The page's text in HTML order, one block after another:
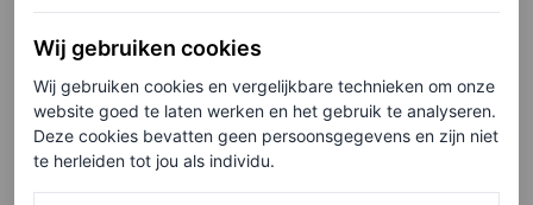
Wij gebruiken cookies
Wij gebruiken cookies en vergelijkbare technieken om onze
website goed te laten werken en het gebruik te analyseren.
Deze cookies bevatten geen persoonsgegevens en zijn niet
te herleiden tot jou als individu.